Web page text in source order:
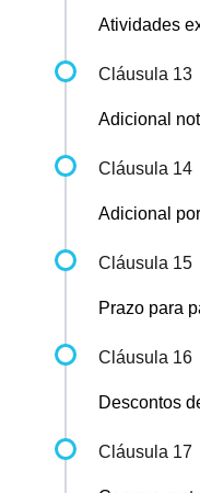
Atividades
Cláusula 13
Adicional
Cláusula 14
Adicional
Cláusula 15
Prazo para
Cláusula 16
Descontos
Cláusula 17